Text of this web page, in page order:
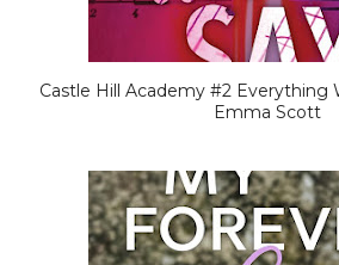
Castle Hill Academy #2 Everything
Emma Scott